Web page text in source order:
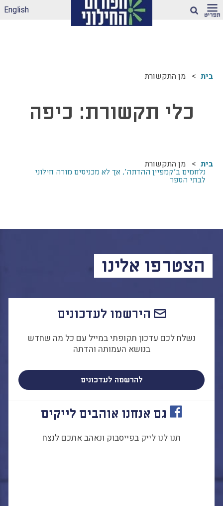
ונטול הדתה
הדתה בספרי לימוד
תכנית הלימודים
במקצוע תרבות
התמודדות עם הדתה
חילוניות?
כיצד למנוע הדתה?
עושים?
המדריך להורה החילוני
יהודית-ישראלית
כל הכתבות
הרשמה לעדכונים
מן התקשורת
English
בית מן התקשורת
כלי תקשורת: כיפה
בית מן התקשורת
נלחמים ב'קמפיין ההדתה', אך לא מכניסים מורה חילוני
לבתי הספר
הצטרפו אלינו
הירשמו לעדכונים
נשלח לכם עדכון תקופתי במייל עם כל מה שחדש
בנושא העמותה והדתה
להרשמה לעדכונים
גם אנחנו אוהבים לייקים
תנו לנו לייק בפייסבוק ונאהב אתכם לנצח